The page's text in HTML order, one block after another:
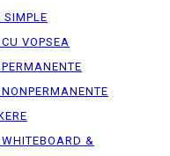
SIMPLE
VOPSEA
&